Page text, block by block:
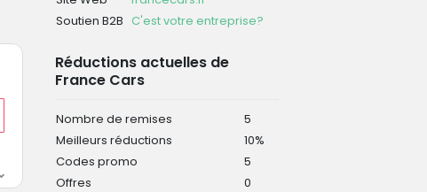
Soutien B2B C'est votre entreprise?
Réductions actuelles de
France Cars
Nombre de remises
5
Meilleurs réductions
10%
Codes promo
5
Offres
0